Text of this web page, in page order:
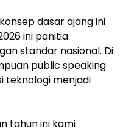
dasar ajang ini
ini panitia
standar nasional. Di
public speaking
teknologi menjadi
tahun ini kami